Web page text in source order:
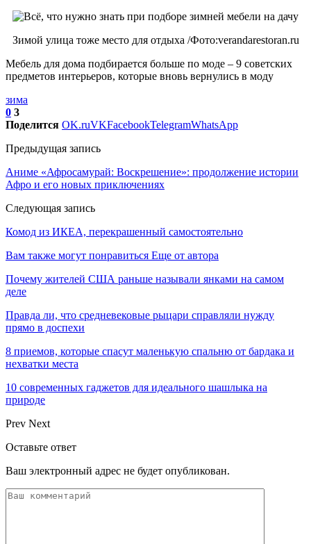
Зимой улица тоже место для отдыха /Фото:verandarestoran.ru
Мебель для дома подбирается больше по моде – 9 советских
предметов интерьеров, которые вновь вернулись в моду
зима
0 3
Поделится OK.ruVKFacebookTelegramWhatsApp
Предыдущая запись
Аниме «Афросамурай: Воскрешение»: продолжение истории
Афро и его новых приключениях
Следующая запись
Комод из ИКЕА, перекрашенный самостоятельно
Вам также могут понравиться Еще от автора
Почему жителей США раньше называли янками на самом
деле
Правда ли, что средневековые рыцари справляли нужду
прямо в доспехи
8 приемов, которые спасут маленькую спальню от бардака и
нехватки места
10 современных гаджетов для идеального шашлыка на
природе
Prev Next
Оставьте ответ
Ваш электронный адрес не будет опубликован.